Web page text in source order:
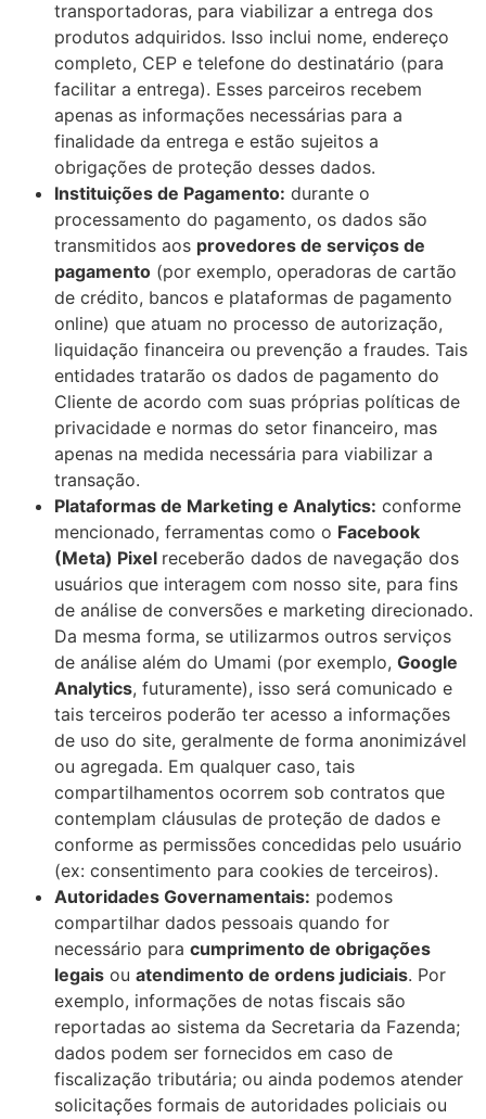
transportadoras, para viabilizar a entrega dos
produtos adquiridos. Isso inclui nome, endereço
completo, CEP e telefone do destinatário (para
facilitar a entrega). Esses parceiros recebem
apenas as informações necessárias para a
finalidade da entrega e estão sujeitos a
obrigações de proteção desses dados.
Instituições de Pagamento: durante o
processamento do pagamento, os dados são
transmitidos aos provedores de serviços de
pagamento (por exemplo, operadoras de cartão
de crédito, bancos e plataformas de pagamento
online) que atuam no processo de autorização,
liquidação financeira ou prevenção a fraudes. Tais
entidades tratarão os dados de pagamento do
Cliente de acordo com suas próprias políticas de
privacidade e normas do setor financeiro, mas
apenas na medida necessária para viabilizar a
transação.
Plataformas de Marketing e Analytics: conforme
mencionado, ferramentas como o Facebook
(Meta) Pixel receberão dados de navegação dos
usuários que interagem com nosso site, para fins
de análise de conversões e marketing direcionado.
Da mesma forma, se utilizarmos outros serviços
de análise além do Umami (por exemplo, Google
Analytics, futuramente), isso será comunicado e
tais terceiros poderão ter acesso a informações
de uso do site, geralmente de forma anonimizável
ou agregada. Em qualquer caso, tais
compartilhamentos ocorrem sob contratos que
contemplam cláusulas de proteção de dados e
conforme as permissões concedidas pelo usuário
(ex: consentimento para cookies de terceiros).
Autoridades Governamentais: podemos
compartilhar dados pessoais quando for
necessário para cumprimento de obrigações
legais ou atendimento de ordens judiciais. Por
exemplo, informações de notas fiscais são
reportadas ao sistema da Secretaria da Fazenda;
dados podem ser fornecidos em caso de
fiscalização tributária; ou ainda podemos atender
solicitações formais de autoridades policiais ou